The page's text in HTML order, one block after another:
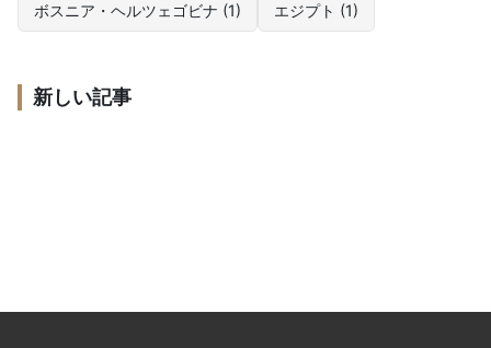
ボスニア・ヘルツェゴビナ (1) エジプト (1)
新しい記事
【2026年最新】危機遺産とは？全58件一覧と新規登
録・解除をわかりやすく解説
飛鳥・藤原の宮都とは？2026年世界遺産に登録決定｜19